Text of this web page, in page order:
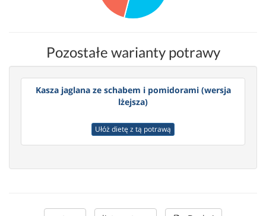
Pozostałe warianty potrawy
Kasza jaglana ze schabem i pomidorami (wersja
lżejsza)
Ułóż dietę z tą potrawą